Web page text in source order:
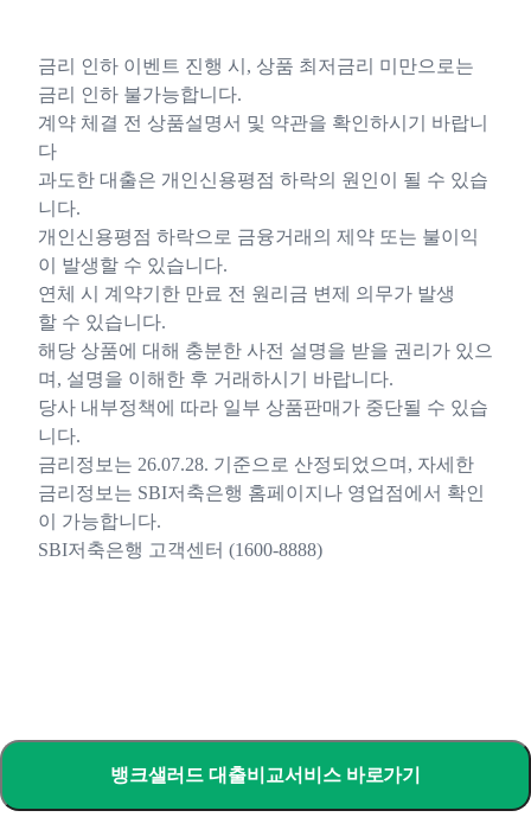
금리 인하 이벤트 진행 시, 상품 최저금리 미만으로는
금리 인하 불가능합니다.
계약 체결 전 상품설명서 및 약관을 확인하시기 바랍니
다
과도한 대출은 개인신용평점 하락의 원인이 될 수 있습
니다.
개인신용평점 하락으로 금융거래의 제약 또는 불이익
이 발생할 수 있습니다.
연체 시 계약기한 만료 전 원리금 변제 의무가 발생
할 수 있습니다.
해당 상품에 대해 충분한 사전 설명을 받을 권리가 있으
며, 설명을 이해한 후 거래하시기 바랍니다.
당사 내부정책에 따라 일부 상품판매가 중단될 수 있습
니다.
금리정보는 26.07.28. 기준으로 산정되었으며, 자세한
금리정보는 SBI저축은행 홈페이지나 영업점에서 확인
이 가능합니다.
SBI저축은행 고객센터 (1600-8888)
뱅크샐러드 대출비교서비스 바로가기